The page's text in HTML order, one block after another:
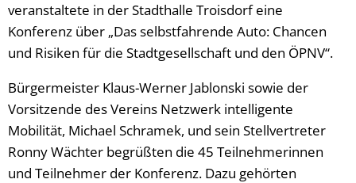
veranstaltete in der Stadthalle Troisdorf eine
Konferenz über „Das selbstfahrende Auto: Chancen
und Risiken für die Stadtgesellschaft und den ÖPNV“.
Bürgermeister Klaus-Werner Jablonski sowie der
Vorsitzende des Vereins Netzwerk intelligente
Mobilität, Michael Schramek, und sein Stellvertreter
Ronny Wächter begrüßten die 45 Teilnehmerinnen
und Teilnehmer der Konferenz. Dazu gehörten